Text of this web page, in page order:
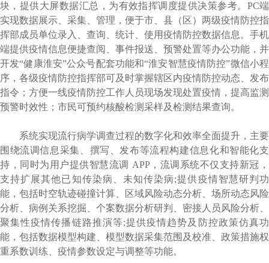
块，提供大屏数据汇总，为有效指挥调度提供决策参考。PC端
实现数据展示、采集、管理，便于市、县（区）两级疫情防控指
挥部成员单位录入、查询、统计、使用疫情防控数据信息。手机
端提供疫情信息便捷查阅、事件报送、预警处置等办公功能，并
开发“健康淮安”公众号配套功能和“淮安智慧疫情防控”微信小程
序，各级疫情防控指挥部可及时掌握辖区内疫情防控动态、发布
指令；方便一线疫情防控工作人员现场发现处置疫情，提高监测
预警时效性；市民可预约核酸检测采样及检测结果查询。
系统实现流行病学调查过程的数字化和效率全面提升，主要
围绕流调信息采集、撰写、发布等流程构建信息化和智能化支
持，同时为用户提供智慧流调 APP，流调系统不仅支持新冠，
支持扩展其他已知传染病、未知传染病;提供疫情智慧研判功
能，包括时空轨迹碰撞计算、区域风险动态分析、场所动态风险
分析、病例关系挖掘、个案数据分析研判、密接人员风险分析、
聚集性疫情传播链路推演等;提供疫情趋势及防控政策仿真功
能，包括数据模型构建、模型数据采集范围及校准、政策措施权
重系数训练、疫情参数设定与调整等功能。